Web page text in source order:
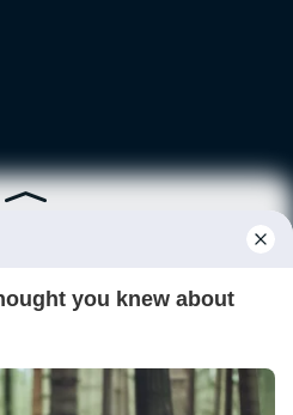
Daftar